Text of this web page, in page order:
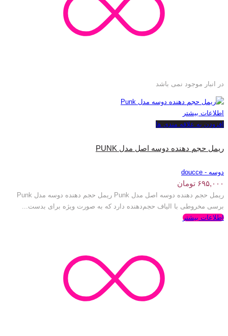
در انبار موجود نمی باشد
اطلاعات بیشتر
افزودن به علاقه مندی ها
ریمل حجم دهنده دوسه اصل مدل PUNK
دوسه - doucce
۶۹۵,۰۰۰ تومان
ریمل حجم دهنده دوسه اصل مدل Punk ریمل حجم دهنده دوسه مدل Punk
برسی مخروطی با الیاف حجم‌دهنده دارد که به صورت ویژه برای بدست...
اطلاعات بیشتر